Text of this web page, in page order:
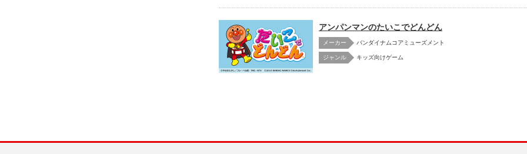
アンパンマンのたいこでどんどん
メーカー バンダイナムコアミューズメント
キッズ向けゲーム